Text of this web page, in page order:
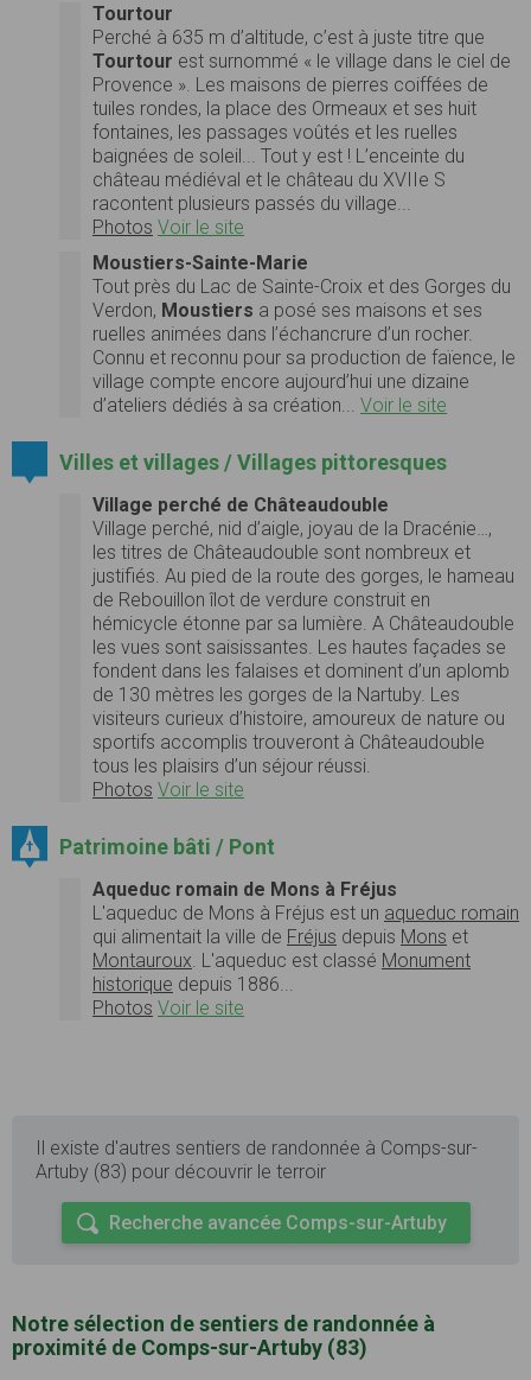
Tourtour
Perché à 635 m d’altitude, c’est à juste titre que
Tourtour est surnommé « le village dans le ciel de
Provence ». Les maisons de pierres coiffées de
tuiles rondes, la place des Ormeaux et ses huit
fontaines, les passages voûtés et les ruelles
baignées de soleil... Tout y est ! L’enceinte du
château médiéval et le château du XVIIe S
racontent plusieurs passés du village...
Photos Voir le site
Moustiers-Sainte-Marie
Tout près du Lac de Sainte-Croix et des Gorges du
Verdon, Moustiers a posé ses maisons et ses
ruelles animées dans l’échancrure d’un rocher.
Connu et reconnu pour sa production de faïence, le
village compte encore aujourd’hui une dizaine
d’ateliers dédiés à sa création... Voir le site
Villes et villages / Villages pittoresques
Village perché de Châteaudouble
Village perché, nid d’aigle, joyau de la Dracénie…,
les titres de Châteaudouble sont nombreux et
justifiés. Au pied de la route des gorges, le hameau
de Rebouillon îlot de verdure construit en
hémicycle étonne par sa lumière. A Châteaudouble
les vues sont saisissantes. Les hautes façades se
fondent dans les falaises et dominent d’un aplomb
de 130 mètres les gorges de la Nartuby. Les
visiteurs curieux d’histoire, amoureux de nature ou
sportifs accomplis trouveront à Châteaudouble
tous les plaisirs d’un séjour réussi.
Photos Voir le site
Patrimoine bâti / Pont
Aqueduc romain de Mons à Fréjus
L'aqueduc de Mons à Fréjus est un aqueduc romain
qui alimentait la ville de Fréjus depuis Mons et
Montauroux. L'aqueduc est classé Monument
historique depuis 1886...
Photos Voir le site
Il existe d'autres sentiers de randonnée à Comps-sur-
Artuby (83) pour découvrir le terroir
Recherche avancée Comps-sur-Artuby
Notre sélection de sentiers de randonnée à
proximité de Comps-sur-Artuby (83)